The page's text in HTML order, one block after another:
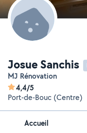
Josue Sanchis
MJ Rénovation
4,4/5
Port-de-Bouc (Centre)
Accueil